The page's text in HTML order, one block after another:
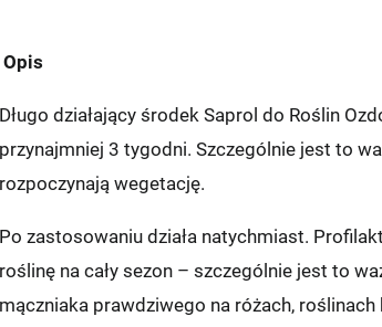
Opis
Długo działający środek Saprol do Roślin
przynajmniej 3 tygodni. Szczególnie jest to
rozpoczynają wegetację.
Po zastosowaniu działa natychmiast.
roślinę na cały sezon – szczególnie jest to
mączniaka prawdziwego na różach,